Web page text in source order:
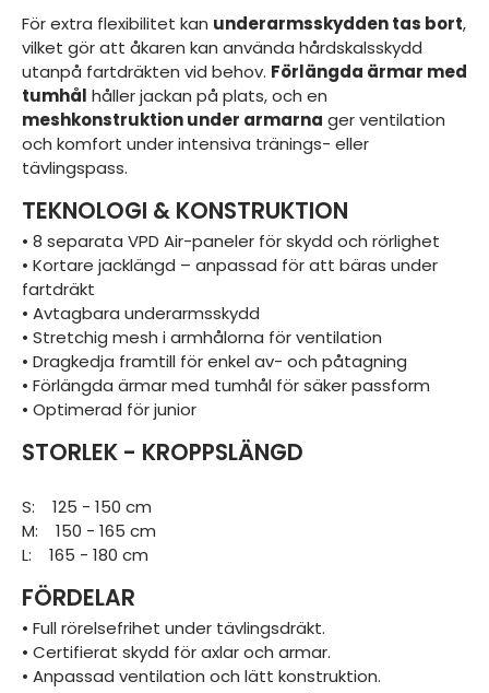
För extra flexibilitet kan underarmsskydden tas bort,
vilket gör att åkaren kan använda hårdskalsskydd
utanpå fartdräkten vid behov. Förlängda ärmar med
tumhål håller jackan på plats, och en
meshkonstruktion under armarna ger ventilation
och komfort under intensiva tränings- eller
tävlingspass.
TEKNOLOGI & KONSTRUKTION
• 8 separata VPD Air-paneler för skydd och rörlighet
• Kortare jacklängd – anpassad för att bäras under
fartdräkt
• Avtagbara underarmsskydd
• Stretchig mesh i armhålorna för ventilation
• Dragkedja framtill för enkel av- och påtagning
• Förlängda ärmar med tumhål för säker passform
• Optimerad för junior
STORLEK - KROPPSLÄNGD
S: 125 - 150 cm
M: 150 - 165 cm
L: 165 - 180 cm
FÖRDELAR
• Full rörelsefrihet under tävlingsdräkt.
• Certifierat skydd för axlar och armar.
• Anpassad ventilation och lätt konstruktion.